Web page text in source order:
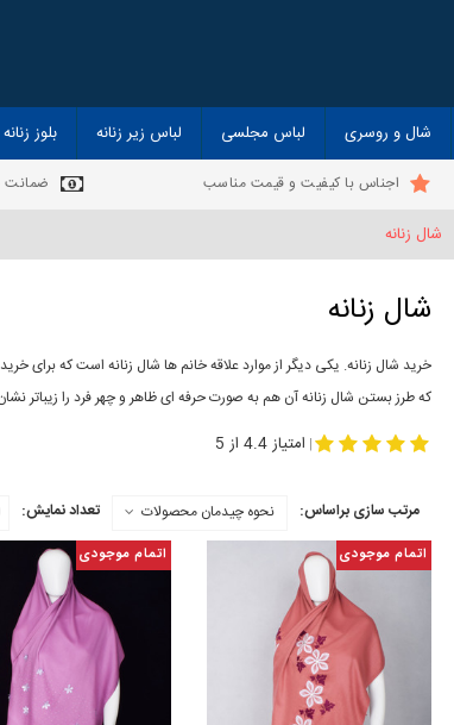
شال و روسری لباس مجلسی لباس زیر زنانه بلوز زنانه
اجناس با کیفیت و قیمت مناسب ضمانت
شال زنانه
شال زنانه
خرید شال زنانه. یکی دیگر از موارد علاقه خانم ها شال زنانه است که برای
که طرز بستن شال زنانه آن هم به صورت حرفه ای ظاهر و چهر فرد را زیباتر
| امتیاز 4.4 از 5
مرتب سازی براساس: نحوه چیدمان محصولات تعداد نمایش:
اتمام موجودی اتمام موجودی